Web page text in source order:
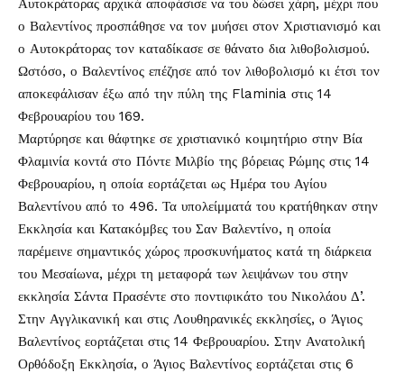
Αυτοκράτορας αρχικά αποφάσισε να του δώσει χάρη, μέχρι που
ο Βαλεντίνος προσπάθησε να τον μυήσει στον Χριστιανισμό και
ο Αυτοκράτορας τον καταδίκασε σε θάνατο δια λιθοβολισμού.
Ωστόσο, ο Βαλεντίνος επέζησε από τον λιθοβολισμό κι έτσι τον
αποκεφάλισαν έξω από την πύλη της Flaminia στις 14
Φεβρουαρίου του 169.
Μαρτύρησε και θάφτηκε σε χριστιανικό κοιμητήριο στην Βία
Φλαμινία κοντά στο Πόντε Μιλβίο της βόρειας Ρώμης στις 14
Φεβρουαρίου, η οποία εορτάζεται ως Ημέρα του Αγίου
Βαλεντίνου από το 496. Τα υπολείμματά του κρατήθηκαν στην
Εκκλησία και Κατακόμβες του Σαν Βαλεντίνο, η οποία
παρέμεινε σημαντικός χώρος προσκυνήματος κατά τη διάρκεια
του Μεσαίωνα, μέχρι τη μεταφορά των λειψάνων του στην
εκκλησία Σάντα Πρασέντε στο ποντιφικάτο του Νικολάου Δ’.
Στην Αγγλικανική και στις Λουθηρανικές εκκλησίες, ο Άγιος
Βαλεντίνος εορτάζεται στις 14 Φεβρουαρίου. Στην Ανατολική
Ορθόδοξη Εκκλησία, ο Άγιος Βαλεντίνος εορτάζεται στις 6